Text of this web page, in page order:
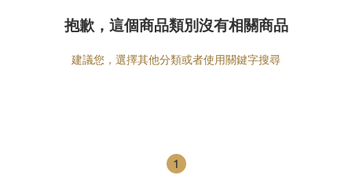
抱歉，這個商品類別沒有相關商品
建議您，選擇其他分類或者使用關鍵字搜尋
1